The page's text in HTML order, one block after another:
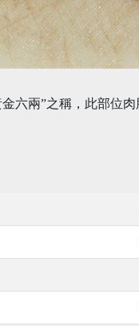
六兩”之稱，此部位肉